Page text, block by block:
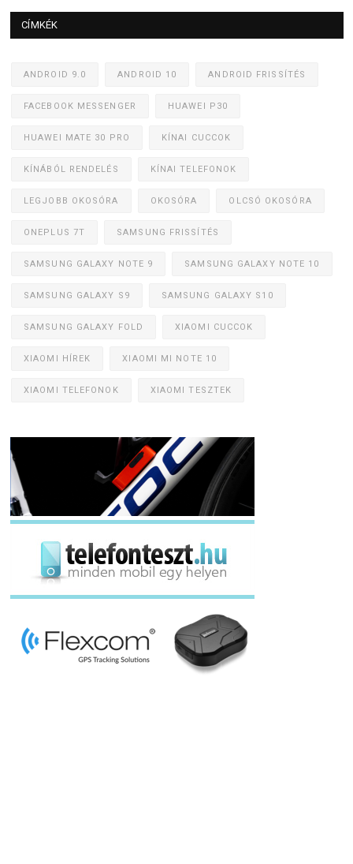
CÍMKÉK
ANDROID 9.0 ANDROID 10 ANDROID FRISSÍTÉS
FACEBOOK MESSENGER HUAWEI P30
HUAWEI MATE 30 PRO KÍNAI CUCCOK
KÍNÁBÓL RENDELÉS KÍNAI TELEFONOK
LEGJOBB OKOSÓRA OKOSÓRA OLCSÓ OKOSÓRA
ONEPLUS 7T SAMSUNG FRISSÍTÉS
SAMSUNG GALAXY NOTE 9 SAMSUNG GALAXY NOTE 10
SAMSUNG GALAXY S9 SAMSUNG GALAXY S10
SAMSUNG GALAXY FOLD XIAOMI CUCCOK
XIAOMI HÍREK XIAOMI MI NOTE 10
XIAOMI TELEFONOK XIAOMI TESZTEK